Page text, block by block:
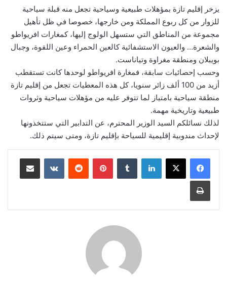
يزخر إقليم تازة بمؤهلات طبيعية وسياحية تجعل منه قبلة سياحية
للزوار من كل ربوع المملكة ومن خارجها، خصوصا في ظل تأهيل
مجموعة من المناطق التي ستسهل الولوج إليها، كمغارات افريواطو
والشعرة… والعيون الاستشفائية كالعين الحمراء وعين اللقوة، وجبال
بويبلان ومنطقة مغراوة وتياناست.
وحسب إحصائيات سابقة، فمغارة افريواطو لوحدها كانت تستقطب
أزيد من 100 ألف زائر سنويا، كل هذه المعطيات تجعل من إقليم تازة
منطقة سياحية بامتياز لما تتوفر عليه من مؤهلات سياحية وثروات
طبيعية وتاريخية مهمة.
لذلك نسائلكم السيد الوزير المحترم، عن التدابير التي ستتخذونها
لإحداث مندوبية إقليمية للسياحة بإقليم تازة، ومتى سيتم ذلك.
لينكدإن بينتيريست مشاركة عبر البريد
طباعة